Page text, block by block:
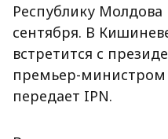
Республику
сентября. В
встретится с
премьер-
передает IPN.